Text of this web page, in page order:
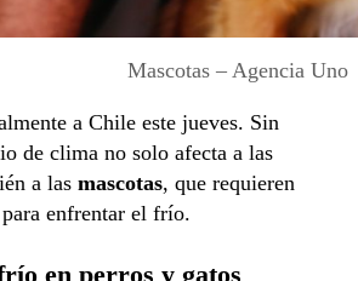
Mascotas – Agencia Uno
a Chile este jueves. Sin
de clima no solo afecta a las
a las mascotas, que requieren
enfrentar el frío.
en perros y gatos